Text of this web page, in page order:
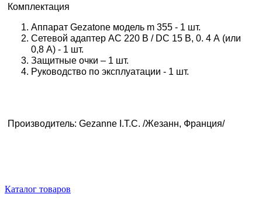
Комплектация
Аппарат Gezatone модель m 355 - 1 шт.
Сетевой адаптер АС 220 В / DС 15 В, 0. 4 А (или
0,8 А) - 1 шт.
Защитные очки – 1 шт.
Руководство по эксплуатации - 1 шт.
Производитель: Gezanne I.T.C. /Жезанн, Франция/
Каталог товаров